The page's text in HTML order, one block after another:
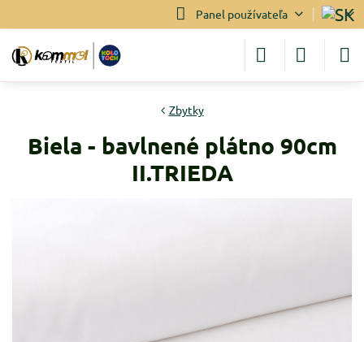
Panel používateľa
Zbytky
Biela - bavlnené plátno 90cm
II.TRIEDA